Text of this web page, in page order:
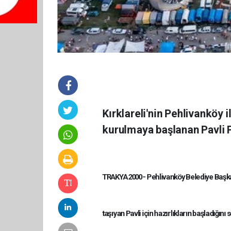
Kırklareli'nin Pehlivanköy
kurulmaya başlanan Pavli
TRAKYA 2000 - Pehlivanköy Belediye
taşıyan Pavli için hazırlıkların başladığını